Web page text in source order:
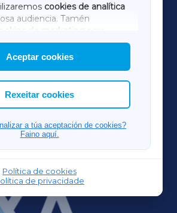
cookies de analítica
audiencia. Tamén
cookies de marketing
de terceiros.
personalizar a elección das
permitir.
Aceptar cookies
Rexeitar cookies
a túa aceptación de cookies?
Faino aquí.
Política de cookies
de privacidade
AMARIÑAXA
RIBEIRASACRAXA
ACORUÑAXA
FERROLXA
OURENSEXA